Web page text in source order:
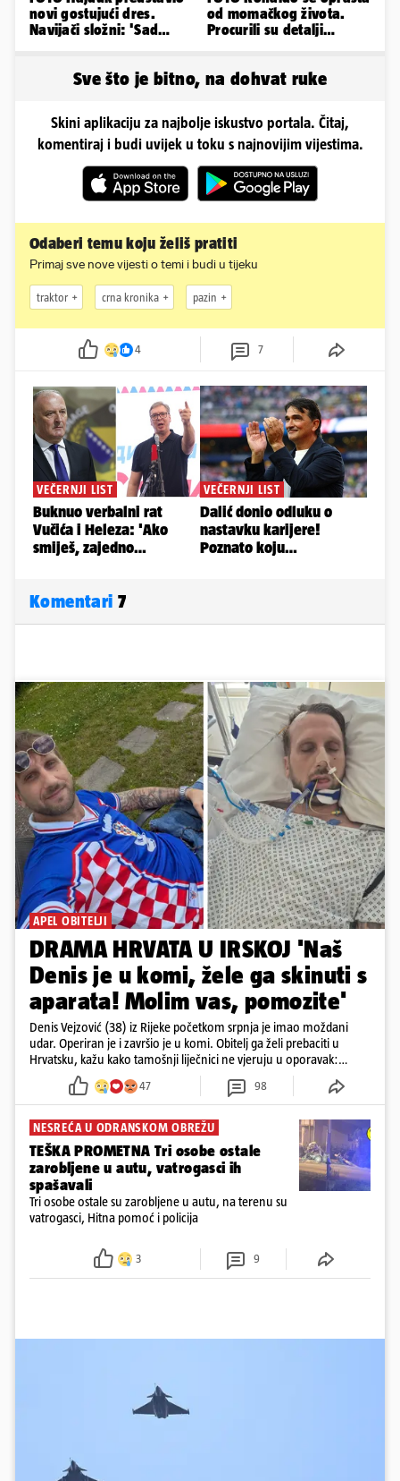
novi gostujući dres.
Navijači složni: 'Sad
od momačkog života.
Procurili su detalji
Sve što je bitno, na dohvat ruke
Skini aplikaciju za najbolje iskustvo portala. Čitaj,
komentiraj i budi uvijek u toku s najnovijim vijestima.
Odaberi temu koju želiš pratiti
Primaj sve nove vijesti o temi i budi u tijeku
traktor crna kronika pazin
4 7
Komentari 7
APEL OBITELJI
DRAMA HRVATA U IRSKOJ 'Naš
Denis je u komi, žele ga skinuti s
aparata! Molim vas, pomozite'
Denis Vejzović (38) iz Rijeke početkom srpnja je imao moždani
udar. Operiran je i završio je u komi. Obitelj ga želi prebaciti u
Hrvatsku, kažu kako tamošnji liječnici ne vjeruju u oporavak:
'Imamo 72 sata'
47 98
NESREĆA U ODRANSKOM OBREŽU
TEŠKA PROMETNA Tri osobe ostale
zarobljene u autu, vatrogasci ih
spašavali
Tri osobe ostale su zarobljene u autu, na terenu su
vatrogasci, Hitna pomoć i policija
3 9